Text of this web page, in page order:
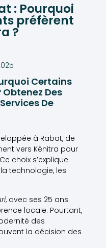
: Pourquoi
préfèrent
?
Certains
Des
De
à Rabat, de
vers Kénitra pour
choix s’explique
technologie, les
, avec ses 25 ans
locale. Pourtant,
des
la décision des